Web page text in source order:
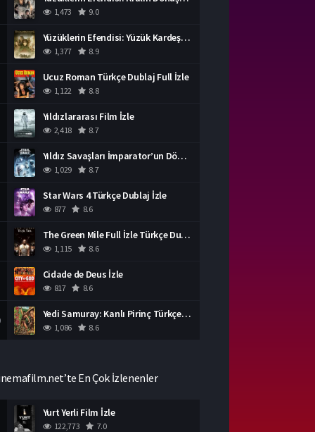
1,473 9.0
Yüzüklerin Efendisi: Yüzük Kardeşliği Türkçe Dublaj İzle
1,377 8.9
Ucuz Roman Türkçe Dublaj Full İzle
1,122 8.8
Yıldızlararası Film İzle
2,418 8.7
Yıldız Savaşları İmparator’un Dönüşü Türkçe Dublaj İzle
1,029 8.7
Star Wars 4 Türkçe Dublaj İzle
877 8.6
The Green Mile Full İzle Türkçe Dublaj
1,115 8.6
Cidade de Deus İzle
817 8.6
Yedi Samuray: Kanlı Pirinç Türkçe Dublaj İzle
1,086 8.6
En Çok İzlenenler
Yurt Yerli Film İzle
122,773 7.0